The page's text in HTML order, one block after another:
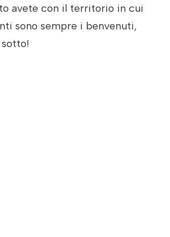
avete con il territorio in cui
sono sempre i benvenuti,